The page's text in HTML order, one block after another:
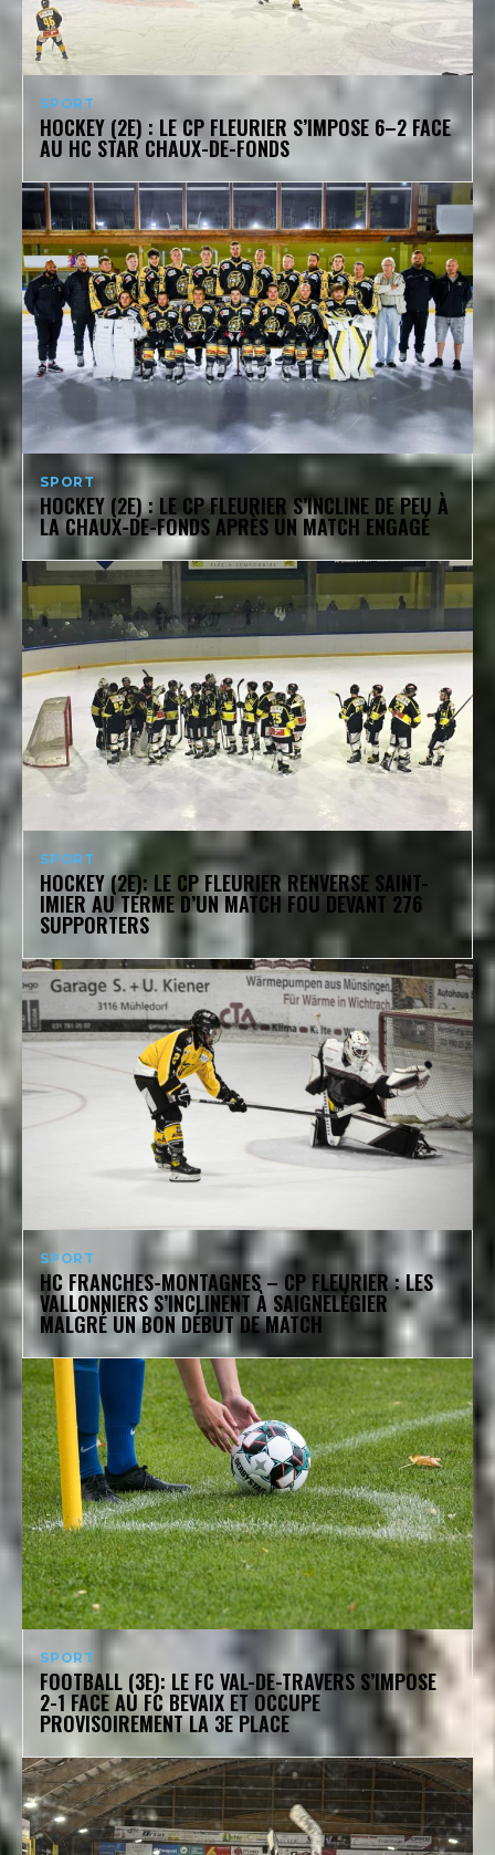
SPORT
HOCKEY (2E) : LE CP FLEURIER S’IMPOSE 6–2 FACE
AU HC STAR CHAUX-DE-FONDS
SPORT
HOCKEY (2E) : LE CP FLEURIER S’INCLINE DE PEU À
LA CHAUX-DE-FONDS APRÈS UN MATCH ENGAGÉ
SPORT
HOCKEY (2E): LE CP FLEURIER RENVERSE SAINT-
IMIER AU TERME D’UN MATCH FOU DEVANT 276
SUPPORTERS
SPORT
HC FRANCHES-MONTAGNES – CP FLEURIER : LES
VALLONNIERS S’INCLINENT À SAIGNELÉGIER
MALGRÉ UN BON DÉBUT DE MATCH
SPORT
FOOTBALL (3E): LE FC VAL-DE-TRAVERS S’IMPOSE
2-1 FACE AU FC BEVAIX ET OCCUPE
PROVISOIREMENT LA 3E PLACE